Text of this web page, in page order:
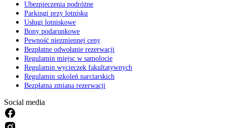
Ubezpieczenia podróżne
Parkingi przy lotnisku
Usługi lotniskowe
Bony podarunkowe
Pewność niezmiennej ceny
Bezpłatne odwołanie rezerwacji
Regulamin miejsc w samolocie
Regulamin wycieczek fakultatywnych
Regulamin szkoleń narciarskich
Bezpłatna zmiana rezerwacji
Social media